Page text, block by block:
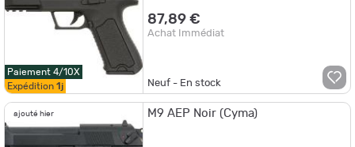
Paiement 4/10X
Expédition 1j
87,89 €
Achat Immédiat
Neuf - En stock
ajouté hier M9 AEP Noir (Cyma)